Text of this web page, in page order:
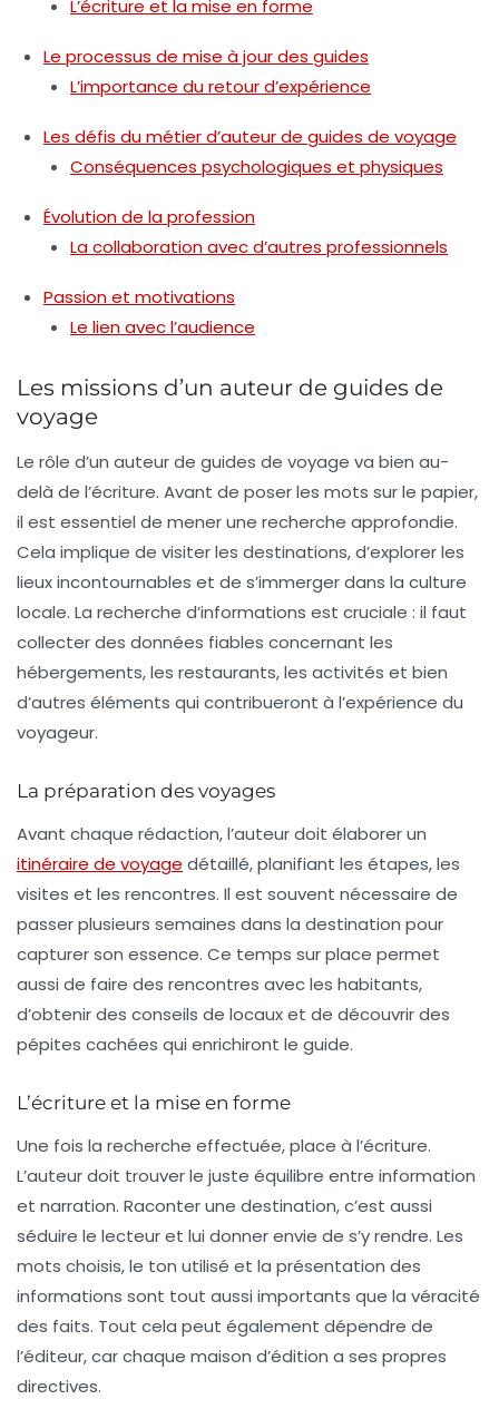
L’écriture et la mise en forme
Le processus de mise à jour des guides
L’importance du retour d’expérience
Les défis du métier d’auteur de guides de voyage
Conséquences psychologiques et physiques
Évolution de la profession
La collaboration avec d’autres professionnels
Passion et motivations
Le lien avec l’audience
Les missions d’un auteur de guides de
voyage
Le rôle d’un auteur de guides de voyage va bien au-
delà de l’écriture. Avant de poser les mots sur le papier,
il est essentiel de mener une recherche approfondie.
Cela implique de visiter les destinations, d’explorer les
lieux incontournables et de s’immerger dans la culture
locale. La recherche d’informations est cruciale : il faut
collecter des données fiables concernant les
hébergements, les restaurants, les activités et bien
d’autres éléments qui contribueront à l’expérience du
voyageur.
La préparation des voyages
Avant chaque rédaction, l’auteur doit élaborer un
itinéraire de voyage détaillé, planifiant les étapes, les
visites et les rencontres. Il est souvent nécessaire de
passer plusieurs semaines dans la destination pour
capturer son essence. Ce temps sur place permet
aussi de faire des rencontres avec les habitants,
d’obtenir des conseils de locaux et de découvrir des
pépites cachées qui enrichiront le guide.
L’écriture et la mise en forme
Une fois la recherche effectuée, place à l’écriture.
L’auteur doit trouver le juste équilibre entre information
et narration. Raconter une destination, c’est aussi
séduire le lecteur et lui donner envie de s’y rendre. Les
mots choisis, le ton utilisé et la présentation des
informations sont tout aussi importants que la véracité
des faits. Tout cela peut également dépendre de
l’éditeur, car chaque maison d’édition a ses propres
directives.